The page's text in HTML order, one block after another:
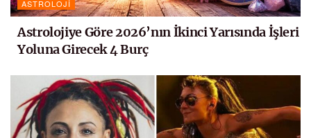
ASTROLOJI
Astrolojiye Göre 2026’nın İkinci Yarısında İşleri
Yoluna Girecek 4 Burç